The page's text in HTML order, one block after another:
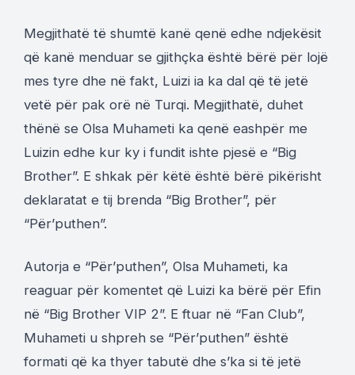
Megjithatë të shumtë kanë qenë edhe ndjekësit
që kanë menduar se gjithçka është bërë për lojë
mes tyre dhe në fakt, Luizi ia ka dal që të jetë
vetë për pak orë në Turqi. Megjithatë, duhet
thënë se Olsa Muhameti ka qenë eashpër me
Luizin edhe kur ky i fundit ishte pjesë e “Big
Brother”. E shkak për këtë është bërë pikërisht
deklaratat e tij brenda “Big Brother”, për
“Për’puthen”.
Autorja e “Për’puthen”, Olsa Muhameti, ka
reaguar për komentet që Luizi ka bërë për Efin
në “Big Brother VIP 2”. E ftuar në “Fan Club”,
Muhameti u shpreh se “Për’puthen” është
formati që ka thyer tabutë dhe s’ka si të jetë